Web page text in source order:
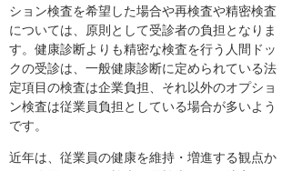
ション検査を希望した場合や再検査や精密検査
については、原則として受診者の負担となりま
す。健康診断よりも精密な検査を行う人間ドッ
クの受診は、一般健康診断に定められている法
定項目の検査は企業負担、それ以外のオプショ
ン検査は従業員負担としている場合が多いよう
です。
近年は、従業員の健康を維持・増進する観点か